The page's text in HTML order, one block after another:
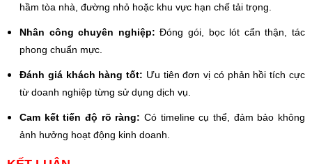
hầm tòa nhà, đường nhỏ hoặc khu vực hạn chế tải trọng.
Nhân công chuyên nghiệp: Đóng gói, bọc lót cẩn thận, tác
phong chuẩn mực.
Đánh giá khách hàng tốt: Ưu tiên đơn vị có phản hồi tích cực
từ doanh nghiệp từng sử dụng dịch vụ.
Cam kết tiến độ rõ ràng: Có timeline cụ thể, đảm bảo không
ảnh hưởng hoạt động kinh doanh.